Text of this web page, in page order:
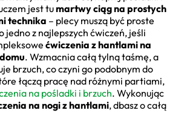
jest tumartwy ciąg na prostych
technika – plecy muszą być proste
jedno z najlepszych ćwiczeń, jeśli
ćwiczenia z hantlami na
. Wzmacnia całą tylną taśmę, a
brzuch, co czyni go podobnym do
łączą pracę nad różnymi partiami,
na pośladki i brzuch. Wykonując
na nogi z hantlami, dbasz o całą